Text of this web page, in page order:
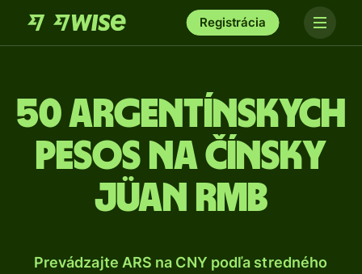
Registrácia
50 Argentínskych
pesos na čínsky
jüan RMB
Prevádzajte ARS na CNY podľa stredného